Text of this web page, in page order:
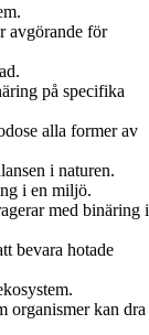
avgörande för
på specifika
alla former av
i naturen.
i en miljö.
med binäring i
bevara hotade
organismer kan dra